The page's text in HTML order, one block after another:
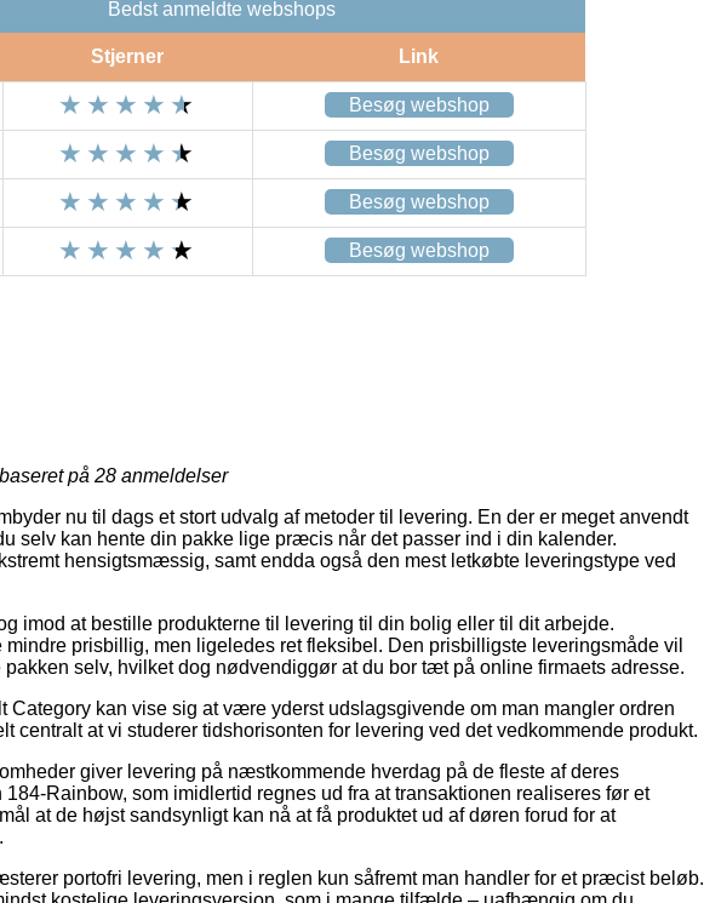
Bedst anmeldte webshops
Stjerner Link
Besøg webshop
Besøg webshop
Besøg webshop
Besøg webshop
på 28 anmeldelser
nu til dags et stort udvalg af metoder til levering. En der er meget anvendt
selv kan hente din pakke lige præcis når det passer ind i din kalender.
hensigtsmæssig, samt endda også den mest letkøbte leveringstype ved
imod at bestille produkterne til levering til din bolig eller til dit arbejde.
mindre prisbillig, men ligeledes ret fleksibel. Den prisbilligste leveringsmåde vil
selv, hvilket dog nødvendiggør at du bor tæt på online firmaets adresse.
Category kan vise sig at være yderst udslagsgivende om man mangler ordren
centralt at vi studerer tidshorisonten for levering ved det vedkommende produkt.
giver levering på næstkommende hverdag på de fleste af deres
Rainbow, som imidlertid regnes ud fra at transaktionen realiseres før et
at de højst sandsynligt kan nå at få produktet ud af døren forud for at
portofri levering, men i reglen kun såfremt man handler for et præcist beløb.